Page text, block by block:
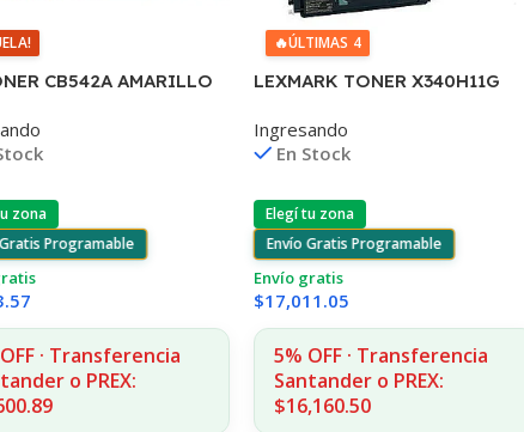
CB542A AMARILLO
1510/1312
zona
Programable
· Transferencia
o PREX:
🔥ÚLTIMAS 4
LEXMARK TONER X340H11G
Ingresando
En Stock
Elegí tu zona
Envío Gratis Programable
Envío gratis
$17,011.05
5% OFF · Transferencia
Santander o PREX:
$16,160.50